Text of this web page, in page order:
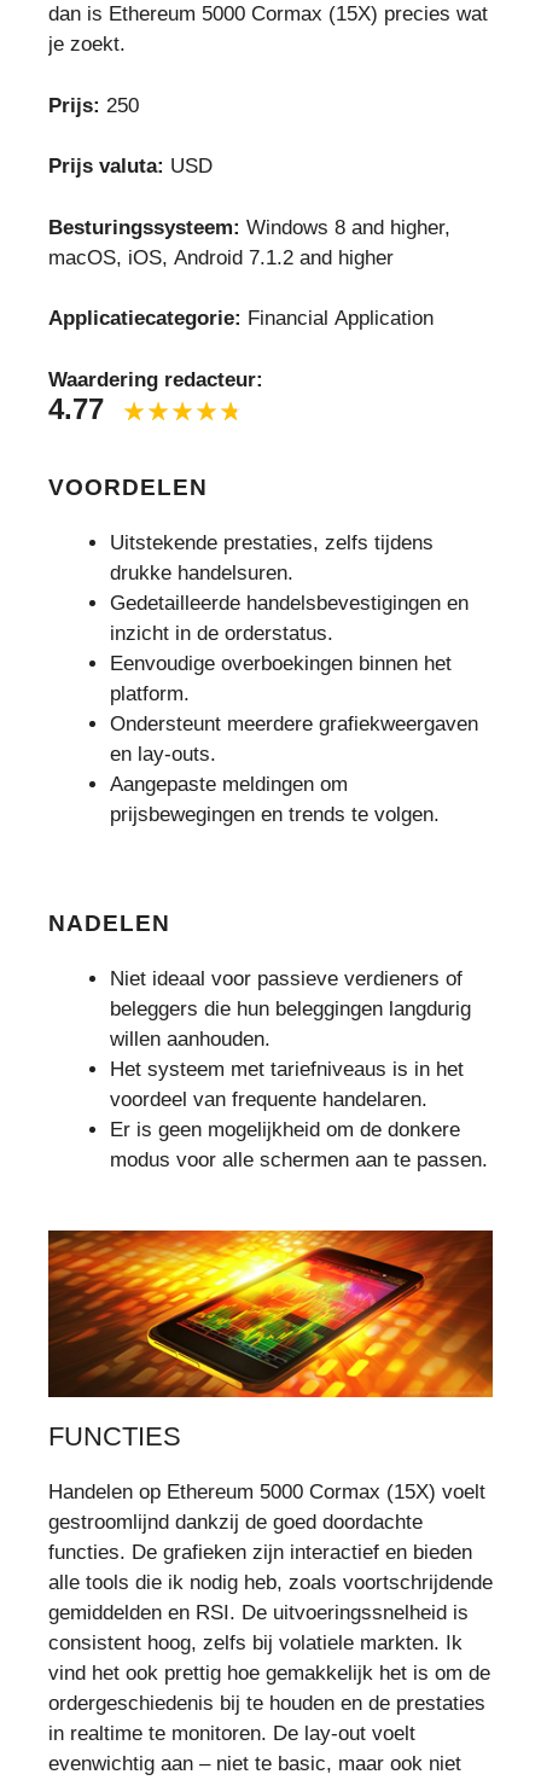
dan is Ethereum 5000 Cormax (15X) precies wat
je zoekt.
Prijs: 250
Prijs valuta: USD
Besturingssysteem: Windows 8 and higher,
macOS, iOS, Android 7.1.2 and higher
Applicatiecategorie: Financial Application
Waardering redacteur:
4.77
VOORDELEN
Uitstekende prestaties, zelfs tijdens
drukke handelsuren.
Gedetailleerde handelsbevestigingen en
inzicht in de orderstatus.
Eenvoudige overboekingen binnen het
platform.
Ondersteunt meerdere grafiekweergaven
en lay-outs.
Aangepaste meldingen om
prijsbewegingen en trends te volgen.
NADELEN
Niet ideaal voor passieve verdieners of
beleggers die hun beleggingen langdurig
willen aanhouden.
Het systeem met tariefniveaus is in het
voordeel van frequente handelaren.
Er is geen mogelijkheid om de donkere
modus voor alle schermen aan te passen.
FUNCTIES
Handelen op Ethereum 5000 Cormax (15X) voelt
gestroomlijnd dankzij de goed doordachte
functies. De grafieken zijn interactief en bieden
alle tools die ik nodig heb, zoals voortschrijdende
gemiddelden en RSI. De uitvoeringssnelheid is
consistent hoog, zelfs bij volatiele markten. Ik
vind het ook prettig hoe gemakkelijk het is om de
ordergeschiedenis bij te houden en de prestaties
in realtime te monitoren. De lay-out voelt
evenwichtig aan – niet te basic, maar ook niet